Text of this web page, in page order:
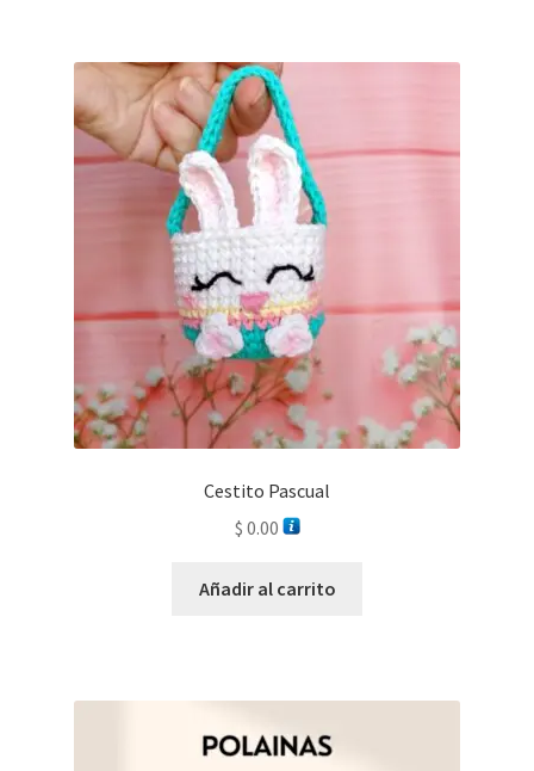
Cestito Pascual
$ 0.00
Añadir al carrito